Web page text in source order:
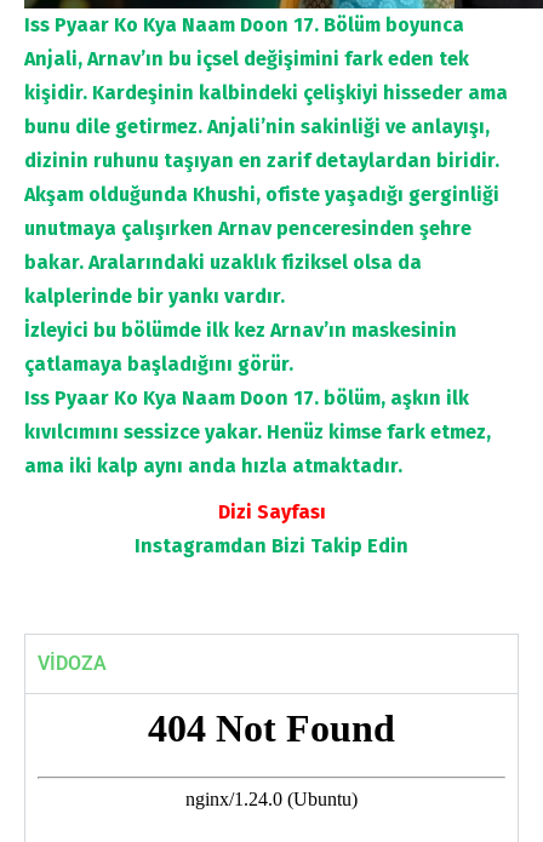
Iss Pyaar Ko Kya Naam Doon 17. Bölüm boyunca
Anjali, Arnav’ın bu içsel değişimini fark eden tek
kişidir. Kardeşinin kalbindeki çelişkiyi hisseder ama
bunu dile getirmez. Anjali’nin sakinliği ve anlayışı,
dizinin ruhunu taşıyan en zarif detaylardan biridir.
Akşam olduğunda Khushi, ofiste yaşadığı gerginliği
unutmaya çalışırken Arnav penceresinden şehre
bakar. Aralarındaki uzaklık fiziksel olsa da
kalplerinde bir yankı vardır.
İzleyici bu bölümde ilk kez Arnav’ın maskesinin
çatlamaya başladığını görür.
Iss Pyaar Ko Kya Naam Doon 17. bölüm, aşkın ilk
kıvılcımını sessizce yakar. Henüz kimse fark etmez,
ama iki kalp aynı anda hızla atmaktadır.
Dizi Sayfası
Instagramdan Bizi Takip Edin
VİDOZA